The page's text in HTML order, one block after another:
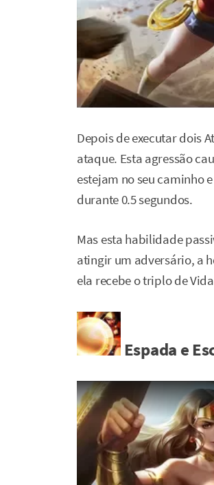
Depois de executar dois
ataque. Esta agressão
estejam no seu caminho
durante 0.5 segundos.
Mas esta habilidade
atingir um adversário, a
ela recebe o triplo de
Espada e